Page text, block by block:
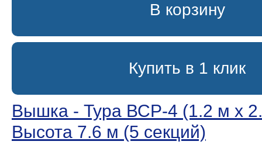
В корзину
Купить в 1 клик
Вышка - Тура ВСР-4 (1.2 м х
Высота 7.6 м (5 секций)